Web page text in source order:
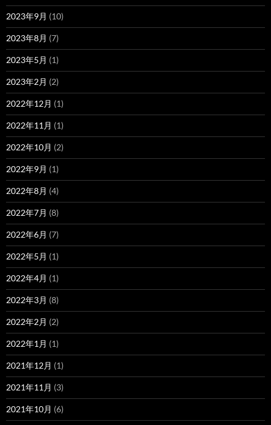
2023年9月 (10)
2023年8月 (7)
2023年5月 (1)
2023年2月 (2)
2022年12月 (1)
2022年11月 (1)
2022年10月 (2)
2022年9月 (1)
2022年8月 (4)
2022年7月 (8)
2022年6月 (7)
2022年5月 (1)
2022年4月 (1)
2022年3月 (8)
2022年2月 (2)
2022年1月 (1)
2021年12月 (1)
2021年11月 (3)
2021年10月 (6)